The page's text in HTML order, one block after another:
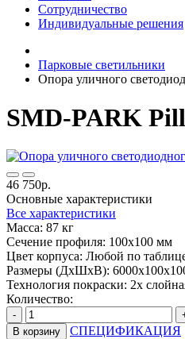
Сотрудничество
Индивидуальные решения
Парковые светильники
Опора уличного
SMD-PARK
46 750р.
Основные характеристики
Все характеристики
Масса: 87 кг
Сечение профиля: 100х100 мм
Цвет корпуса: Любой по
Размеры (ДхШхВ):
Технология покраски: 2х
Количество:
-
В корзину
СПЕЦИФИКАЦИЯ